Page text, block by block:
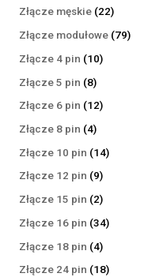
Złącze męskie 2222
Złącze modułowe 7979
Złącze 4 pin 1010
Złącze 5 pin 88
produktów
Złącze 6 pin 1212
Złącze 8 pin 44
produkty
Złącze 10 pin 1414
Złącze 12 pin 99
Złącze 15 pin 22
produkty
Złącze 16 pin 3434
Złącze 18 pin 44
produkty
Złącze 24 pin 1818